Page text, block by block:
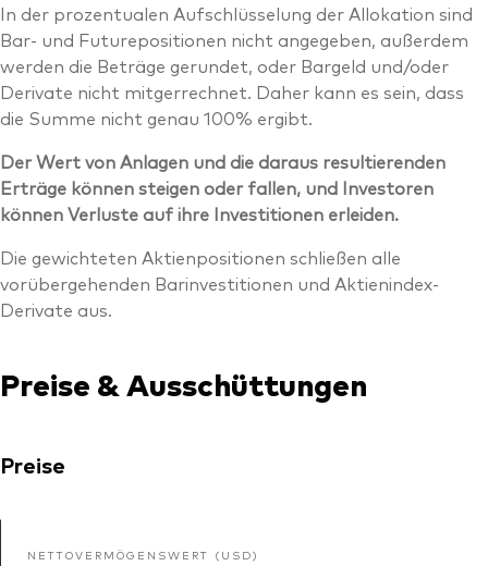
In der prozentualen Aufschlüsselung der Allokation sind
Bar- und Futurepositionen nicht angegeben, außerdem
werden die Beträge gerundet, oder Bargeld und/oder
Derivate nicht mitgerrechnet. Daher kann es sein, dass
die Summe nicht genau 100% ergibt.
Der Wert von Anlagen und die daraus resultierenden
Erträge können steigen oder fallen, und Investoren
können Verluste auf ihre Investitionen erleiden.
Die gewichteten Aktienpositionen schließen alle
vorübergehenden Barinvestitionen und Aktienindex-
Derivate aus.
Preise & Ausschüttungen
Preise
NETTOVERMÖGENSWERT (USD)